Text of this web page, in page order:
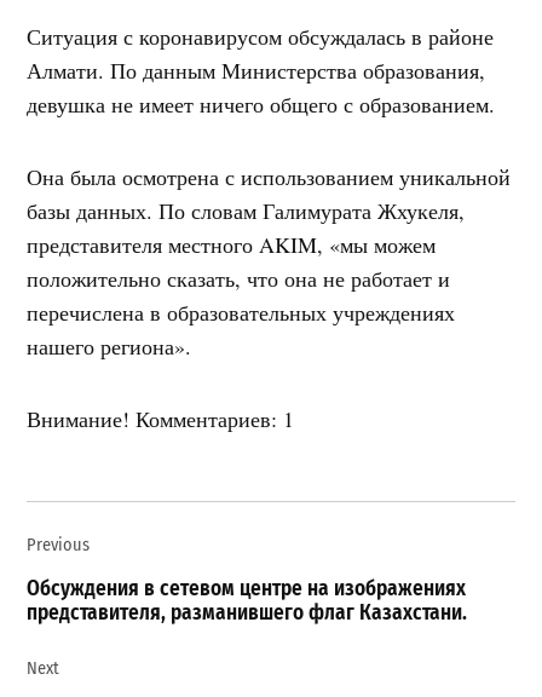
Ситуация с коронавирусом обсуждалась в районе
Алмати. По данным Министерства образования,
девушка не имеет ничего общего с образованием.
Она была осмотрена с использованием уникальной
базы данных. По словам Галимурата Жхукеля,
представителя местного AKIM, «мы можем
положительно сказать, что она не работает и
перечислена в образовательных учреждениях
нашего региона».
Внимание! Комментариев: 1
по
записям
Previous
Обсуждения в сетевом центре на изображениях
представителя, разманившего флаг Казахстани.
Next